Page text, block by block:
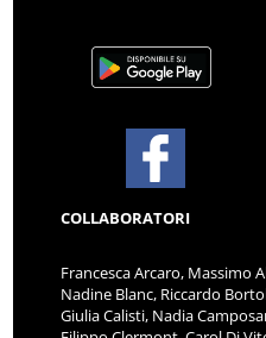
COLLABORATORI
Francesca Arcaro, Massimo
Nadine Blanc, Riccardo
Giulia Calisti, Nadia